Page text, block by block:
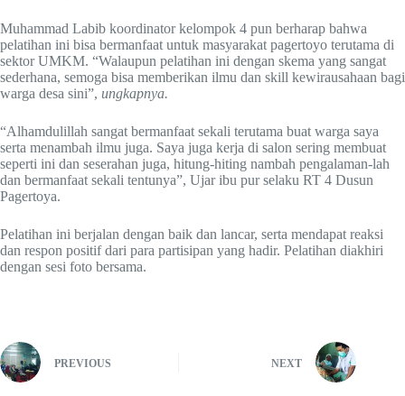
Muhammad Labib koordinator kelompok 4 pun berharap bahwa
pelatihan ini bisa bermanfaat untuk masyarakat pagertoyo terutama di
sektor UMKM. “Walaupun pelatihan ini dengan skema yang sangat
sederhana, semoga bisa memberikan ilmu dan skill kewirausahaan bagi
warga desa sini”, ungkapnya.
“Alhamdulillah sangat bermanfaat sekali terutama buat warga saya
serta menambah ilmu juga. Saya juga kerja di salon sering membuat
seperti ini dan seserahan juga, hitung-hiting nambah pengalaman-lah
dan bermanfaat sekali tentunya”, Ujar ibu pur selaku RT 4 Dusun
Pagertoya.
Pelatihan ini berjalan dengan baik dan lancar, serta mendapat reaksi
dan respon positif dari para partisipan yang hadir. Pelatihan diakhiri
dengan sesi foto bersama.
PREVIOUS NEXT